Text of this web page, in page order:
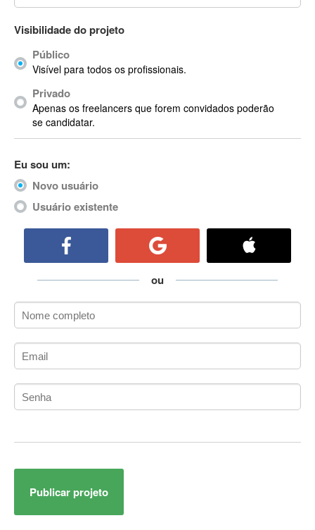
Acrobat
Acrobat X
Acronis
ACT
ActionScript
ActionScript 3
Active Directory
ActiveX Data Objects (ADO)
ADK
Administração Acadêmica
Administração de Artistas e Repertórios
Administração de Banco de Dados
Administração de Redes
Administrador de Sistemas
Adobe After Effects
Adobe AIR
Visibilidade do projeto
Público
Visível para todos os profissionais.
Privado
Apenas os freelancers que forem convidados poderão
se candidatar.
Eu sou um:
Novo usuário
Usuário existente
ou
Publicar projeto